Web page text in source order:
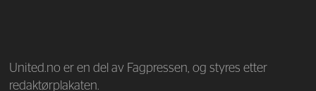
United.no er en del av Fagpressen, og styres etter
redaktørplakaten.